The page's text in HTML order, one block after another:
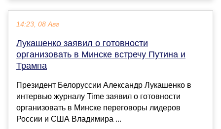
14:23, 08 Авг
Лукашенко заявил о готовности
организовать в Минске встречу Путина и
Трампа
Президент Белоруссии Александр Лукашенко в
интервью журналу Time заявил о готовности
организовать в Минске переговоры лидеров
России и США Владимира ...